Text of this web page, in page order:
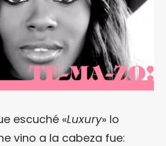
escuché «Luxury» lo
vino a la cabeza fue: